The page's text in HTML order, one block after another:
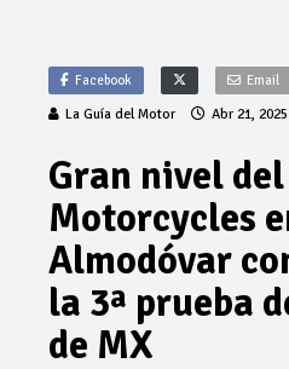
Facebook Email
La Guía del Motor Abr 21, 2025
Gran nivel del
Motorcycles
Almodóvar
la 3ª prueba
de MX